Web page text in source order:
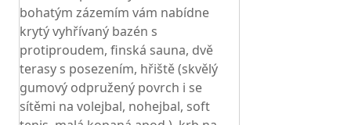
bohatým zázemím vám nabídne
krytý vyhřívaný bazén s
protiproudem, finská sauna, dvě
terasy s posezením, hřiště (skvělý
gumový odpružený povrch i se
sítěmi na volejbal, nohejbal, soft